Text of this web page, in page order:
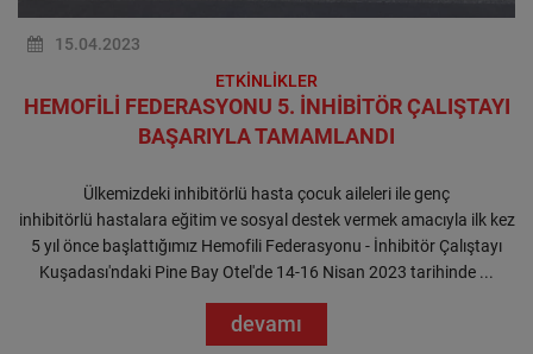
15.04.2023
ETKİNLİKLER
HEMOFİLİ FEDERASYONU 5. İNHİBİTÖR ÇALIŞTAYI
BAŞARIYLA TAMAMLANDI
Ülkemizdeki inhibitörlü hasta çocuk aileleri ile genç
inhibitörlü hastalara eğitim ve sosyal destek vermek amacıyla ilk kez
5 yıl önce başlattığımız Hemofili Federasyonu - İnhibitör Çalıştayı
Kuşadası'ndaki Pine Bay Otel'de 14-16 Nisan 2023 tarihinde ...
devamı